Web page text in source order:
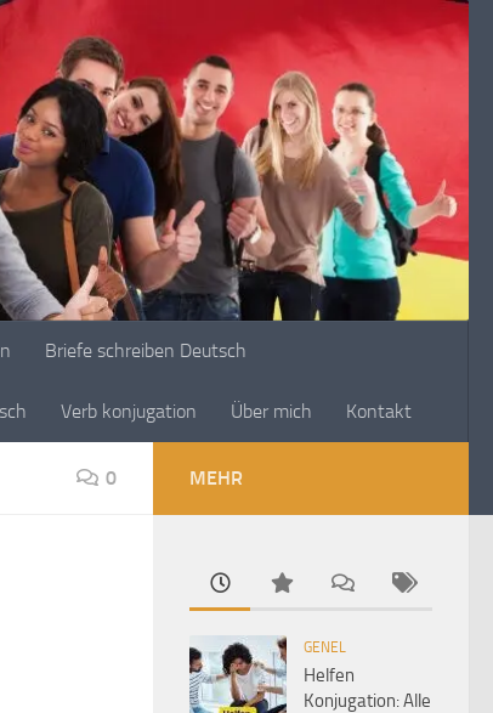
Briefe schreiben Deutsch
Verb konjugation Über mich Kontakt
0 MEHR
GENEL
Helfen
Konjugation: Alle